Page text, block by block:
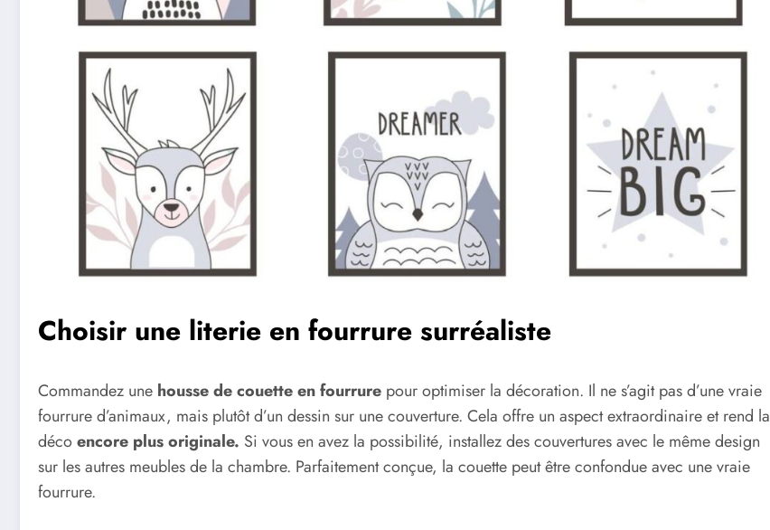
Choisir une literie en fourrure surréaliste
Commandez une housse de couette en fourrure pour optimiser la décoration. Il ne s’agit pas d’une vraie
fourrure d’animaux, mais plutôt d’un dessin sur une couverture. Cela offre un aspect extraordinaire et rend la
décoencore plusoriginale. Si vous en avez la possibilité, installez des couvertures avec le même design
sur les autres meubles de la chambre. Parfaitement conçue, la couette peut être confondue avec une vraie
fourrure.